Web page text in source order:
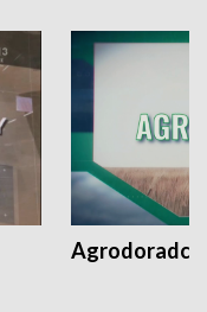
Agrodoradcy